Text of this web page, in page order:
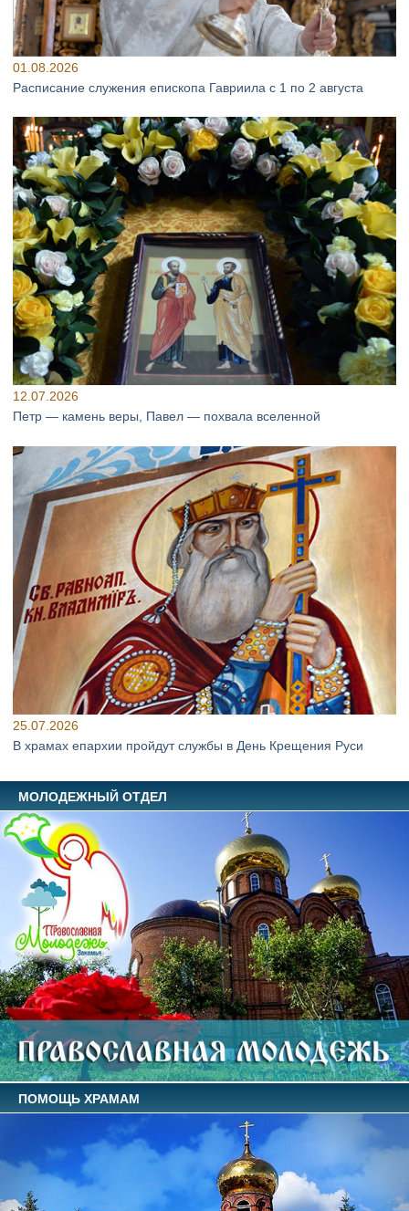
01.08.2026
Расписание служения епископа Гавриила с 1 по 2 августа
12.07.2026
Петр — камень веры, Павел — похвала вселенной
25.07.2026
В храмах епархии пройдут службы в День Крещения Руси
МОЛОДЕЖНЫЙ ОТДЕЛ
ПОМОЩЬ ХРАМАМ